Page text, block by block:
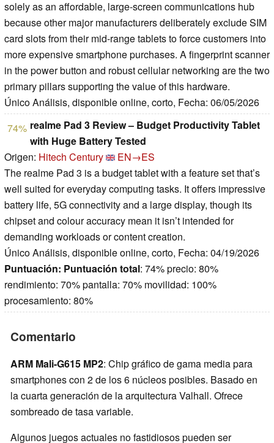
solely as an affordable, large-screen communications hub
because other major manufacturers deliberately exclude SIM
card slots from their mid-range tablets to force customers into
more expensive smartphone purchases. A fingerprint scanner
in the power button and robust cellular networking are the two
primary pillars supporting the value of this hardware.
Único Análisis, disponible online, corto, Fecha: 06/05/2026
74% realme Pad 3 Review – Budget Productivity Tablet
with Huge Battery Tested
Origen: Hitech Century
EN→ES
The realme Pad 3 is a budget tablet with a feature set that’s
well suited for everyday computing tasks. It offers impressive
battery life, 5G connectivity and a large display, though its
chipset and colour accuracy mean it isn’t intended for
demanding workloads or content creation.
Único Análisis, disponible online, corto, Fecha: 04/19/2026
Puntuación: Puntuación total: 74% precio: 80%
rendimiento: 70% pantalla: 70% movilidad: 100%
procesamiento: 80%
Comentario
ARM Mali-G615 MP2: Chip gráfico de gama media para
smartphones con 2 de los 6 núcleos posibles. Basado en
la cuarta generación de la arquitectura Valhall. Ofrece
sombreado de tasa variable.
Algunos juegos actuales no fastidiosos pueden ser